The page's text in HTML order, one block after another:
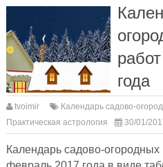
года
tvoimir Календарь садово-
Практическая астрология
30/01/
Календарь садово-